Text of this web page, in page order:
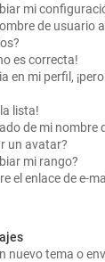
mi
de usuario
es correcta!
en mi perfil,
lista!
de mi nombre
un avatar?
mi rango?
el enlace de e-
nuevo tema o